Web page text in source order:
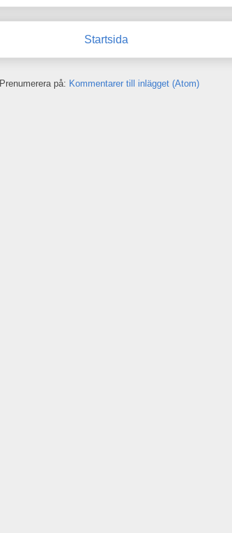
Startsida
Prenumerera på: Kommentarer till inlägget (Atom)